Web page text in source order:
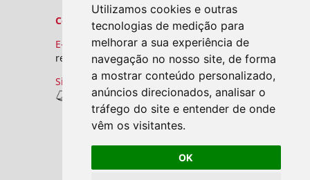
Utilizamos cookies e outras
tecnologias de medição para
melhorar a sua experiência de
navegação no nosso site, de forma
a mostrar conteúdo personalizado,
anúncios direcionados, analisar o
tráfego do site e entender de onde
vêm os visitantes.
OK
Contato
E-mail:
revistas.seer@uftm.edu.br
Site
Revistas UFTM